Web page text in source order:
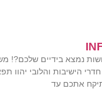
נמצא בידיים שלכם?!
הישיבות והלובי יהוו
אתכם עד